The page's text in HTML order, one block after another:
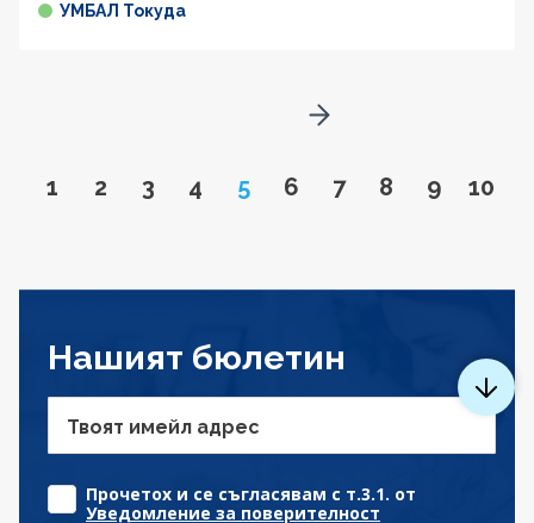
УМБАЛ Токуда
Go to page
1 Go to page
2 Go to page
3 Go to page
4 Page
5 Go to page
6 Go to page
7 Go to page
8 Go to
9 Go
10
Go to next page
Нашият бюлетин
Твоят имейл адрес
Прочетох и се съгласявам с т.3.1. от
Уведомление за поверителност